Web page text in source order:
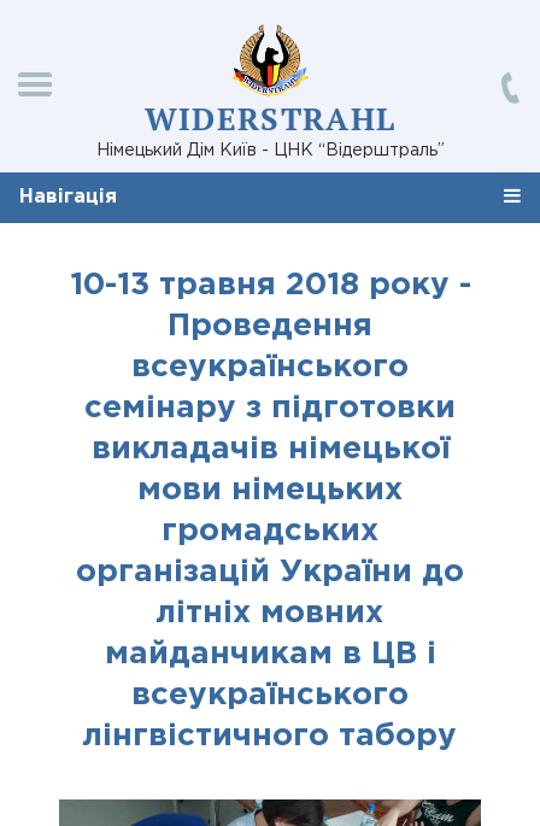
WIDERSTRAHL
Німецький Дім Київ - ЦНК “Відерштраль”
Навігація
10-13 травня 2018 року -
Проведення
всеукраїнського
семінару з підготовки
викладачів німецької
мови німецьких
громадських
організацій України до
літніх мовних
майданчикам в ЦВ і
всеукраїнського
лінгвістичного табору